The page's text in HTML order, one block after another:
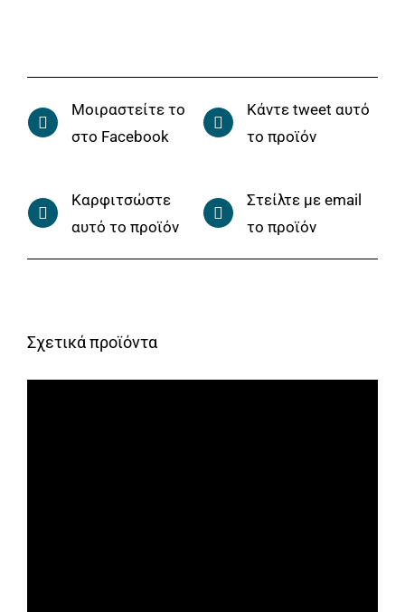
Μοιραστείτε το
στο Facebook
Κάντε tweet αυτό
το προϊόν
Καρφιτσώστε
αυτό το προϊόν
Στείλτε με email
το προϊόν
Σχετικά προϊόντα